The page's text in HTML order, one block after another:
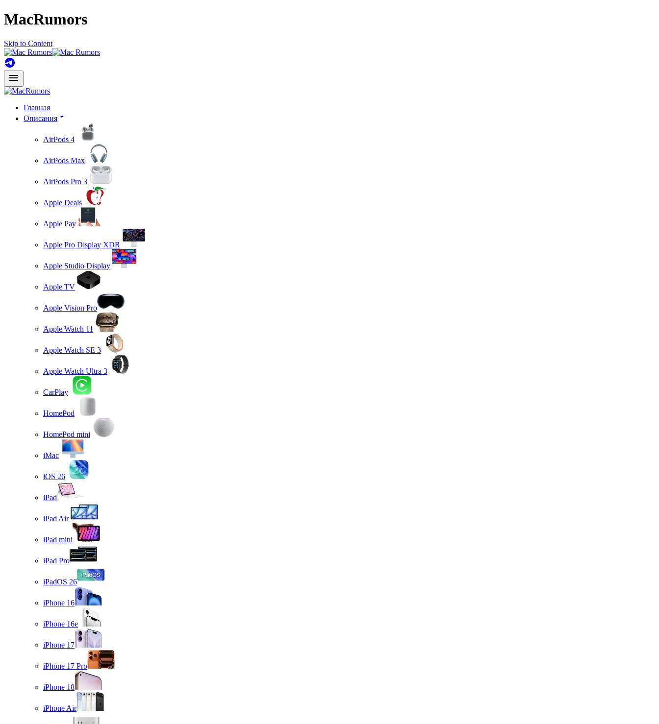
MacRumors
Skip to Content
Главная
Описания
AirPods 4
AirPods Max
AirPods Pro 3
Apple Deals
Apple Pay
Apple Pro Display XDR
Apple Studio Display
Apple TV
Apple Vision Pro
Apple Watch 11
Apple Watch SE 3
Apple Watch Ultra 3
CarPlay
HomePod
HomePod mini
iMac
iOS 26
iPad
iPad Air
iPad mini
iPad Pro
iPadOS 26
iPhone 16
iPhone 16e
iPhone 17
iPhone 17 Pro
iPhone 18
iPhone Air